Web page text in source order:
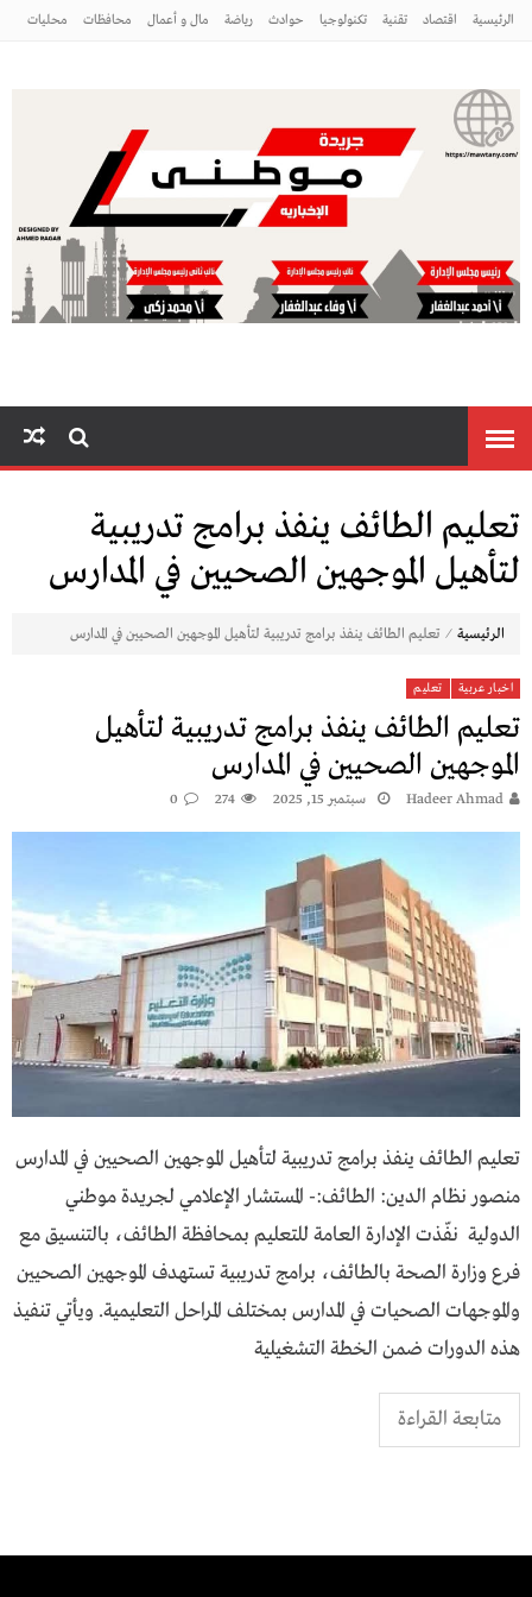
الرئيسية اقتصاد تقنية تكنولوجيا حوادث رياضة مال و أعمال محافظات محليات
تعليم الطائف ينفذ برامج تدريبية
لتأهيل الموجهين الصحيين في المدارس
الرئيسية ⁄ تعليم الطائف ينفذ برامج تدريبية لتأهيل الموجهين الصحيين في المدارس
اخبار عربية تعليم
تعليم الطائف ينفذ برامج تدريبية لتأهيل
الموجهين الصحيين في المدارس
Hadeer Ahmad سبتمبر 15, 2025 274
0
تعليم الطائف ينفذ برامج تدريبية لتأهيل الموجهين الصحيين في المدارس
منصور نظام الدين: الطائف:- المستشار الإعلامي لجريدة موطني
الدولية نفّذت الإدارة العامة للتعليم بمحافظة الطائف، بالتنسيق مع
فرع وزارة الصحة بالطائف، برامج تدريبية تستهدف الموجهين الصحيين
والموجهات الصحيات في المدارس بمختلف المراحل التعليمية. ويأتي تنفيذ
هذه الدورات ضمن الخطة التشغيلية
متابعة القراءة